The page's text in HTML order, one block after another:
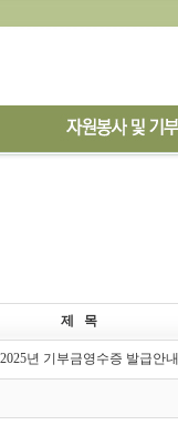
제 목
년 기부금영수증 발급안내